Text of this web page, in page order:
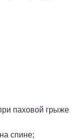
паховой грыже
спине;